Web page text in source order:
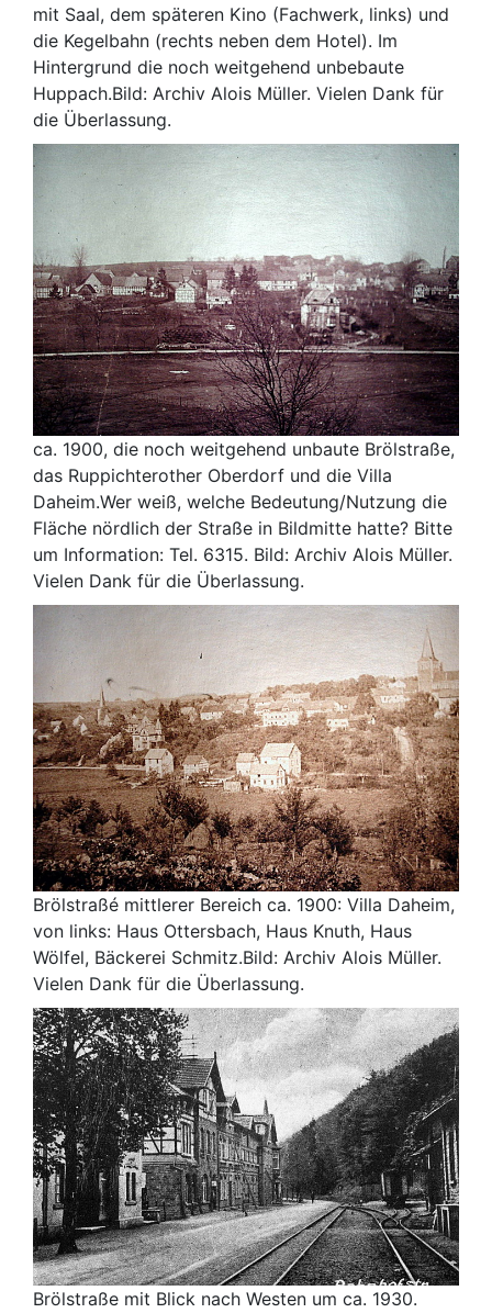
mit Saal, dem späteren Kino (Fachwerk, links) und
die Kegelbahn (rechts neben dem Hotel). Im
Hintergrund die noch weitgehend unbebaute
Huppach.Bild: Archiv Alois Müller. Vielen Dank für
die Überlassung.
ca. 1900, die noch weitgehend unbaute Brölstraße,
das Ruppichterother Oberdorf und die Villa
Daheim.Wer weiß, welche Bedeutung/Nutzung die
Fläche nördlich der Straße in Bildmitte hatte? Bitte
um Information: Tel. 6315. Bild: Archiv Alois Müller.
Vielen Dank für die Überlassung.
Brölstraßé mittlerer Bereich ca. 1900: Villa Daheim,
von links: Haus Ottersbach, Haus Knuth, Haus
Wölfel, Bäckerei Schmitz.Bild: Archiv Alois Müller.
Vielen Dank für die Überlassung.
Brölstraße mit Blick nach Westen um ca. 1930.